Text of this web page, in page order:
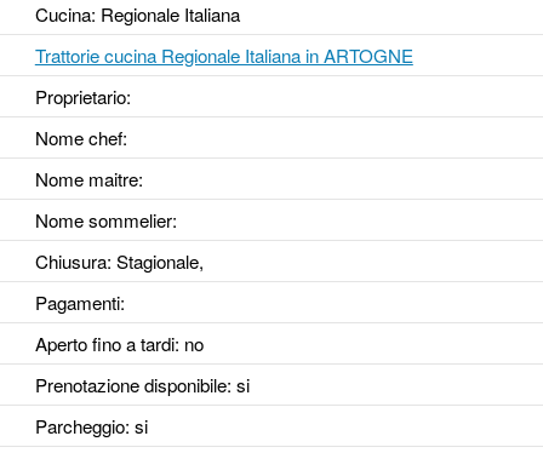
Cucina: Regionale Italiana
Trattorie cucina Regionale Italiana in ARTOGNE
Proprietario:
Nome chef:
Nome maitre:
Nome sommelier:
Chiusura: Stagionale,
Pagamenti:
Aperto fino a tardi: no
Prenotazione disponibile: si
Parcheggio: si